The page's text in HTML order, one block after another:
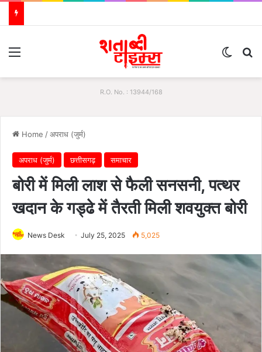
R.O. No. : 13944/168
Home /अपराध (जुर्म)
अपराध (जुर्म) छत्तीसगढ़ समाचार
बोरी में मिली लाश से फैली सनसनी, पत्थर
खदान के गड्ढे में तैरती मिली शवयुक्त बोरी
News Desk July 25, 2025 5,025